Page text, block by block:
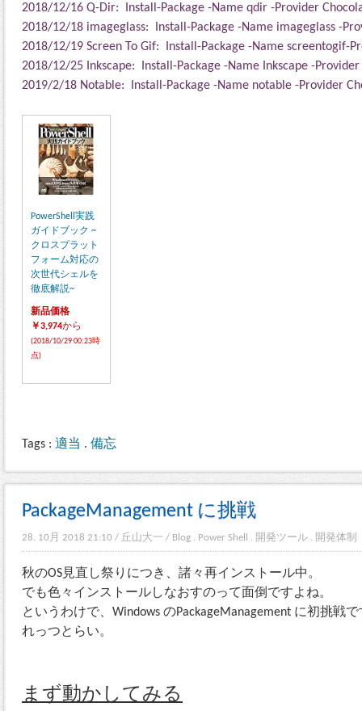
2018/12/16 Q-Dir: Install-Package -Name qdir -Provider
2018/12/18 imageglass: Install-Package -Name imageglass -
2018/12/19 Screen To Gif: Install-Package -Name screentogif-
2018/12/25 Inkscape: Install-Package -Name Inkscape -
2019/2/18 Notable: Install-Package -Name notable -Provider
PowerShell実践
ガイドブック ~
クロスプラット
フォーム対応の
次世代シェルを
徹底解説~
新品価格
￥3,974から
(2018/10/29 00:23時
点)
Tags : 適当 . 備忘
PackageManagement に挑戦
28. 10月 2018 21:10 / 丘山大一 / Blog . Power Shell . 開発ツール . 開発体制
秋のOS見直し祭りにつき、諸々再インストール中。
でも色々インストールしなおすのって面倒ですよね。
というわけで、Windows のPackageManagement に初挑戦
れっつとらい。
まず動かしてみる